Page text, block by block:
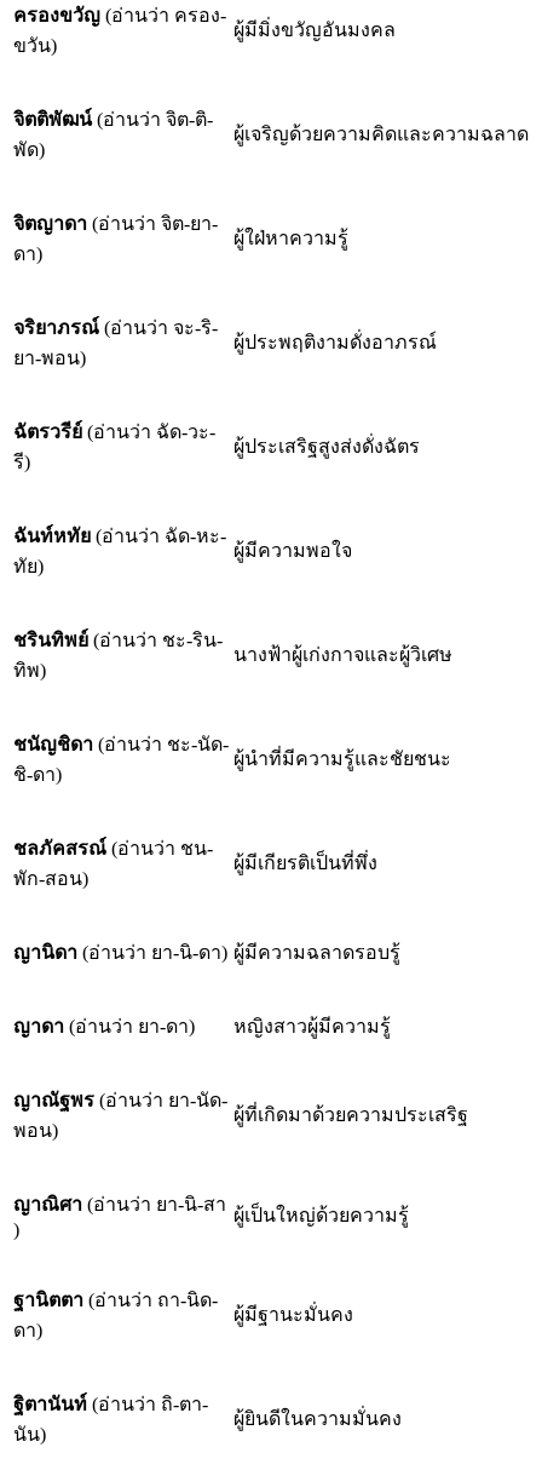
ครองขวัญ (อ่านว่า ครอง-
ขวัน)
ผู้มีมิ่งขวัญอันมงคล
จิตติพัฒน์(อ่านว่า จิต-ติ-
พัด)
ผู้เจริญด้วยความคิดและความฉลาด
จิตญาดา (อ่านว่า จิต-ยา-
ดา)
ผู้ใฝ่หาความรู้
จริยาภรณ์ (อ่านว่า จะ-ริ-
ยา-พอน)
ผู้ประพฤติงามดั่งอาภรณ์
ฉัตรวรีย์ (อ่านว่า ฉัด-วะ-
รี)
ผู้ประเสริฐสูงส่งดั่งฉัตร
ฉันท์หทัย (อ่านว่า ฉัด-หะ-
ทัย)
ผู้มีความพอใจ
ชรินทิพย์ (อ่านว่า ชะ-ริน-
ทิพ)
นางฟ้าผู้เก่งกาจและผู้วิเศษ
ชนัญชิดา (อ่านว่า ชะ-นัด-
ชิ-ดา)
ผู้นำที่มีความรู้และชัยชนะ
ชลภัคสรณ์ (อ่านว่า ชน-
พัก-สอน)
ผู้มีเกียรติเป็นที่พึ่ง
ญานิดา (อ่านว่า ยา-นิ-ดา) ผู้มีความฉลาดรอบรู้
ญาดา (อ่านว่า ยา-ดา) หญิงสาวผู้มีความรู้
ญาณัฐพร (อ่านว่า ยา-นัด-
พอน)
ผู้ที่เกิดมาด้วยความประเสริฐ
ญาณิศา (อ่านว่า ยา-นิ-สา
)
ผู้เป็นใหญ่ด้วยความรู้
ฐานิตตา (อ่านว่า ถา-นิด-
ดา)
ผู้มีฐานะมั่นคง
ฐิตานันท์ (อ่านว่า ถิ-ตา-
นัน)
ผู้ยินดีในความมั่นคง